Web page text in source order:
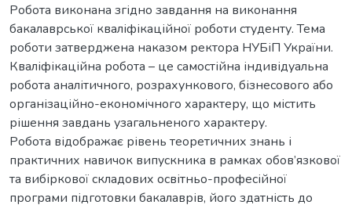
Робота виконана згідно завдання на виконання
бакалаврської кваліфікаційної роботи студенту. Тема
роботи затверджена наказом ректора НУБіП України.
Кваліфікаційна робота – це самостійна індивідуальна
робота аналітичного, розрахункового, бізнесового або
організаційно-економічного характеру, що містить
рішення завдань узагальненого характеру.
Робота відображає рівень теоретичних знань і
практичних навичок випускника в рамках обов’язкової
та вибіркової складових освітньо-професійної
програми підготовки бакалаврів, його здатність до